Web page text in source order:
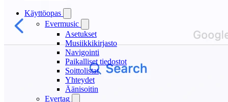
Käyttöopas
Evermusic
Asetukset
Musiikkikirjasto
Navigointi
Paikalliset tiedostot
Soittolistat
Yhteydet
Äänisoitin
Evertag